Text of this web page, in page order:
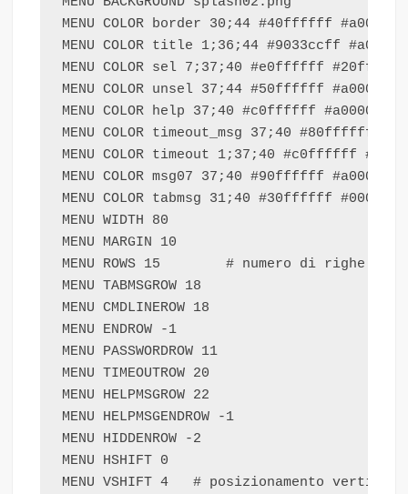
MENU COLOR border 30;44 #40ffffff
MENU COLOR title 1;36;44 #9033ccff
MENU COLOR sel 7;37;40 #e0ffffff
MENU COLOR unsel 37;44 #50ffffff
MENU COLOR help 37;40 #c0ffffff #a0000000
MENU COLOR timeout_msg 37;40 #80ffffff
MENU COLOR timeout 1;37;40 #c0ffffff
MENU COLOR msg07 37;40 #90ffffff
MENU COLOR tabmsg 31;40 #30ffffff
MENU WIDTH 80
MENU MARGIN 10
MENU ROWS 15        # numero di righe del
MENU TABMSGROW 18
MENU CMDLINEROW 18
MENU ENDROW -1
MENU PASSWORDROW 11
MENU TIMEOUTROW 20
MENU HELPMSGROW 22
MENU HELPMSGENDROW -1
MENU HIDDENROW -2
MENU HSHIFT 0
MENU VSHIFT 4   # posizionamento